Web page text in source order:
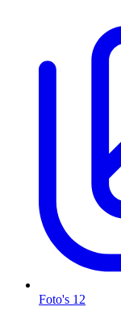
Foto's 12